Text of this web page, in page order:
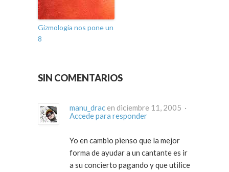
Gizmología nos pone un
8
SIN COMENTARIOS
manu_drac
en diciembre 11, 2005 ·
Accede para responder
Yo en cambio pienso que la mejor
forma de ayudar a un cantante es ir
a su concierto pagando y que utilice